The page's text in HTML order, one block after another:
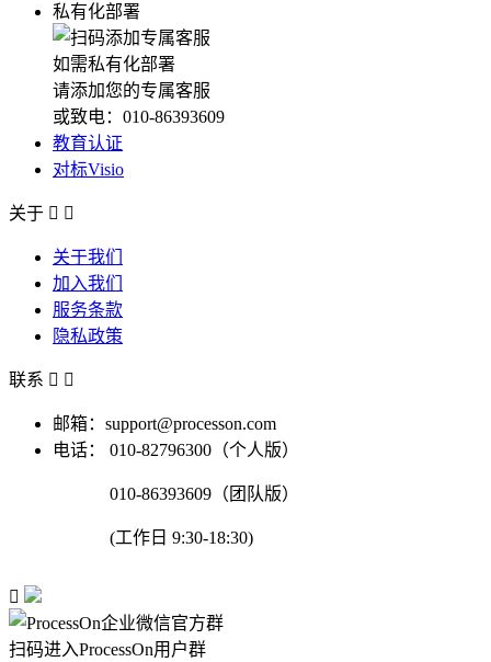
私有化部署
如需私有化部署
请添加您的专属客服
或致电：010-86393609
教育认证
对标Visio
关于  
关于我们
加入我们
服务条款
隐私政策
联系  
邮箱：support@processon.com
电话：
010-82796300（个人版）
010-86393609（团队版）
(工作日 9:30-18:30)

扫码进入ProcessOn用户群